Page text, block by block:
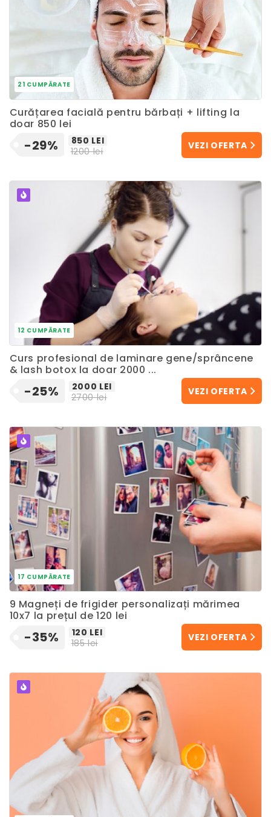
21 CUMPĂRATE
Curățarea facială pentru bărbați + lifting la
doar 850 lei
-29%
850 LEI
1200 lei
VEZI OFERTA
12 CUMPĂRATE
Curs profesional de laminare gene/sprâncene
& lash botox la doar 2000 ...
-25%
2000 LEI
2700 lei
VEZI OFERTA
POPULAR
17 CUMPĂRATE
9 Magneți de frigider personalizați mărimea
10x7 la prețul de 120 lei
-35%
120 LEI
185 lei
VEZI OFERTA